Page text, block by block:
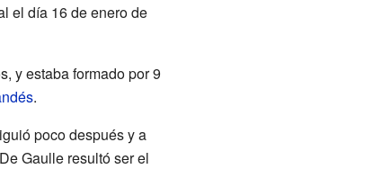
el día 16 de enero de
y estaba formado por 9
.
poco después y a
Gaulle resultó ser el